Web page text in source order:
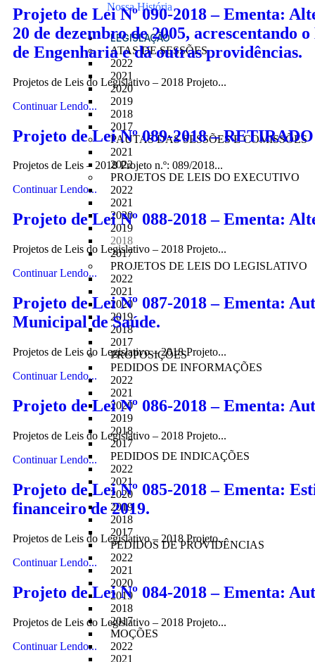
Nossa História
LEGISLAÇÃO
ATAS DE SESSÕES
2022
2021
2020
2019
2018
2017
PAUTAS DAS SESSÕES E COMISSÕES
2021
2022
PROJETOS DE LEIS DO EXECUTIVO
2022
2021
2020
2019
2018
2017
PROJETOS DE LEIS DO LEGISLATIVO
2022
2021
2020
2019
2018
2017
PROPOSIÇÕES
PEDIDOS DE INFORMAÇÕES
2022
2021
2020
2019
2018
2017
PEDIDOS DE INDICAÇÕES
2022
2021
2020
2019
2018
2017
PEDIDOS DE PROVIDÊNCIAS
2022
2021
2020
2019
2018
2017
MOÇÕES
2022
2021
Projeto de Lei Nº 090-2018 – Ementa:
20 de dezembro de 2005,
de Engenharia e dá outras providências.
Projetos de Leis do Legislativo – 2018 Projeto...
Continuar Lendo...
Projeto de Lei Nº 089-2018 –
Projetos de Leis – 2018 Projeto n.º: 089/2018...
Continuar Lendo...
Projeto de Lei Nº 088-2018 – Ementa:
Projetos de Leis do Legislativo – 2018 Projeto...
Continuar Lendo...
Projeto de Lei Nº 087-2018 – Ementa:
Municipal de Saúde.
Projetos de Leis do Legislativo – 2018 Projeto...
Continuar Lendo...
Projeto de Lei Nº 086-2018 – Ementa:
Projetos de Leis do Legislativo – 2018 Projeto...
Continuar Lendo...
Projeto de Lei Nº 085-2018 – Ementa:
financeiro de 2019.
Projetos de Leis do Legislativo – 2018 Projeto...
Continuar Lendo...
Projeto de Lei Nº 084-2018 – Ementa:
Projetos de Leis do Legislativo – 2018 Projeto...
Continuar Lendo...